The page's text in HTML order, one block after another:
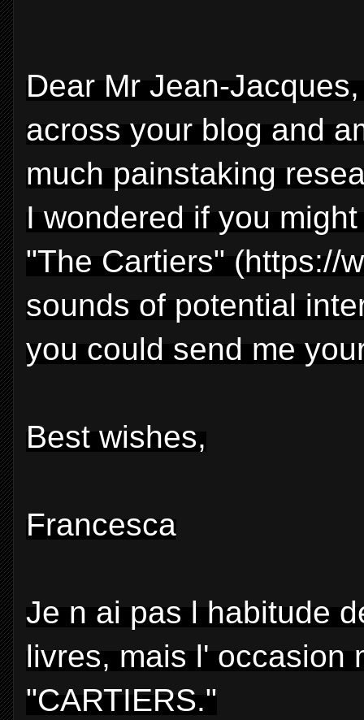
Dear Mr Jean-
across your blog and
much painstaking
I wondered if you
"The Cartiers" (https://
sounds of potential
you could send me
Best wishes,
Francesca
Je n ai pas l habitude
livres, mais l' occasion
"CARTIERS."